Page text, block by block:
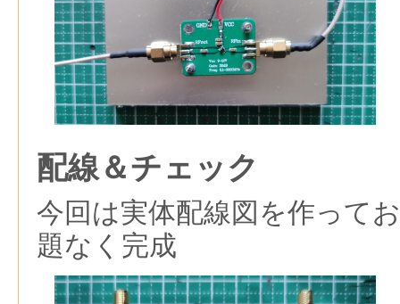
配線＆チェック
今回は実体配線図を作って
題なく完成